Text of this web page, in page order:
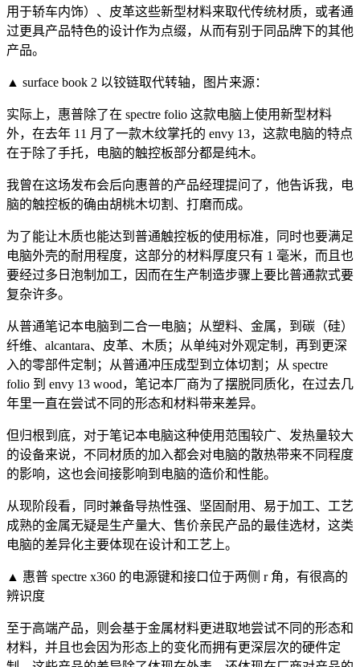
用于轿车内饰）、皮革这些新型材料来取代传统材质，或者通
过更具产品特色的设计作为点缀，从而有别于同品牌下的其他
产品。
▲ surface book 2 以铰链取代转轴，图片来源：
实际上，惠普除了在 spectre folio 这款电脑上使用新型材料
外，在去年 11 月了一款木纹掌托的 envy 13，这款电脑的特点
在于除了手托，电脑的触控板部分都是纯木。
我曾在这场发布会后向惠普的产品经理提问了，他告诉我，电
脑的触控板的确由胡桃木切割、打磨而成。
为了能让木质也能达到普通触控板的使用标准，同时也要满足
电脑外壳的耐用程度，这部分的材料厚度只有 1 毫米，而且也
要经过多日泡制加工，因而在生产制造步骤上要比普通款式要
复杂许多。
从普通笔记本电脑到二合一电脑；从塑料、金属，到碳（硅）
纤维、alcantara、皮革、木质；从单纯对外观定制，再到更深
入的零部件定制；从普通冲压成型到立体切割；从 spectre
folio 到 envy 13 wood，笔记本厂商为了摆脱同质化，在过去几
年里一直在尝试不同的形态和材料带来差异。
但归根到底，对于笔记本电脑这种使用范围较广、发热量较大
的设备来说，不同材质的加入都会对电脑的散热带来不同程度
的影响，这也会间接影响到电脑的造价和性能。
从现阶段看，同时兼备导热性强、坚固耐用、易于加工、工艺
成熟的金属无疑是生产量大、售价亲民产品的最佳选材，这类
电脑的差异化主要体现在设计和工艺上。
▲ 惠普 spectre x360 的电源键和接口位于两侧 r 角，有很高的
辨识度
至于高端产品，则会基于金属材料更进取地尝试不同的形态和
材料，并且也会因为形态上的变化而拥有更深层次的硬件定